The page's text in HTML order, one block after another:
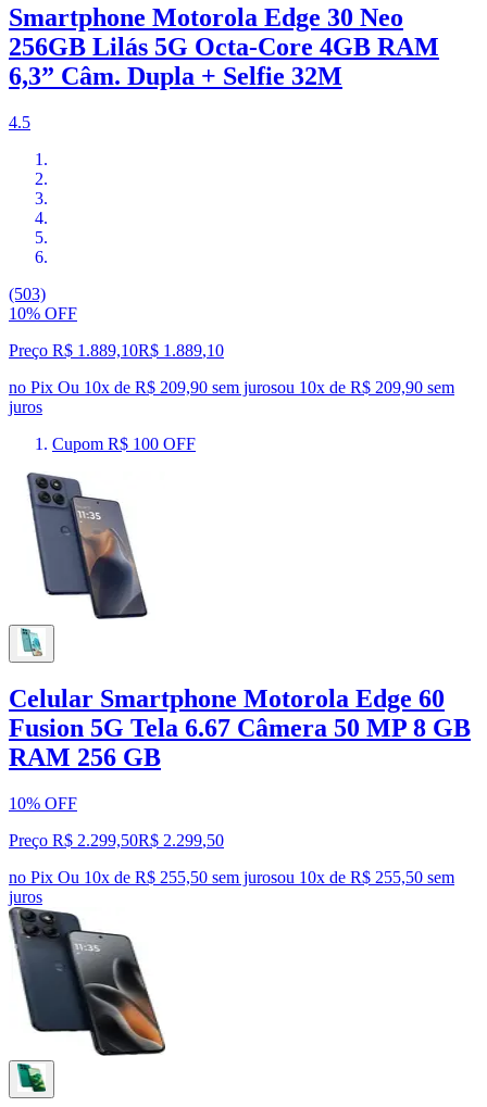
Smartphone Motorola Edge 30 Neo
256GB Lilás 5G Octa-Core 4GB RAM
6,3” Câm. Dupla + Selfie 32M
4.5
(503)
10% OFF
Preço R$ 1.889,10R$ 1.889,10
no Pix Ou 10x de R$ 209,90 sem jurosou 10x de R$ 209,90 sem
juros
Cupom R$ 100 OFF
Celular Smartphone Motorola Edge 60
Fusion 5G Tela 6.67 Câmera 50 MP 8 GB
RAM 256 GB
10% OFF
Preço R$ 2.299,50R$ 2.299,50
no Pix Ou 10x de R$ 255,50 sem jurosou 10x de R$ 255,50 sem
juros